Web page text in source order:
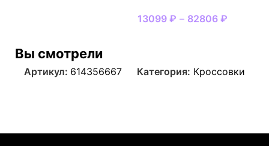
13099 ₽ – 82806 ₽
Вы смотрели
Артикул: 614356667 Категория: Кроссовки